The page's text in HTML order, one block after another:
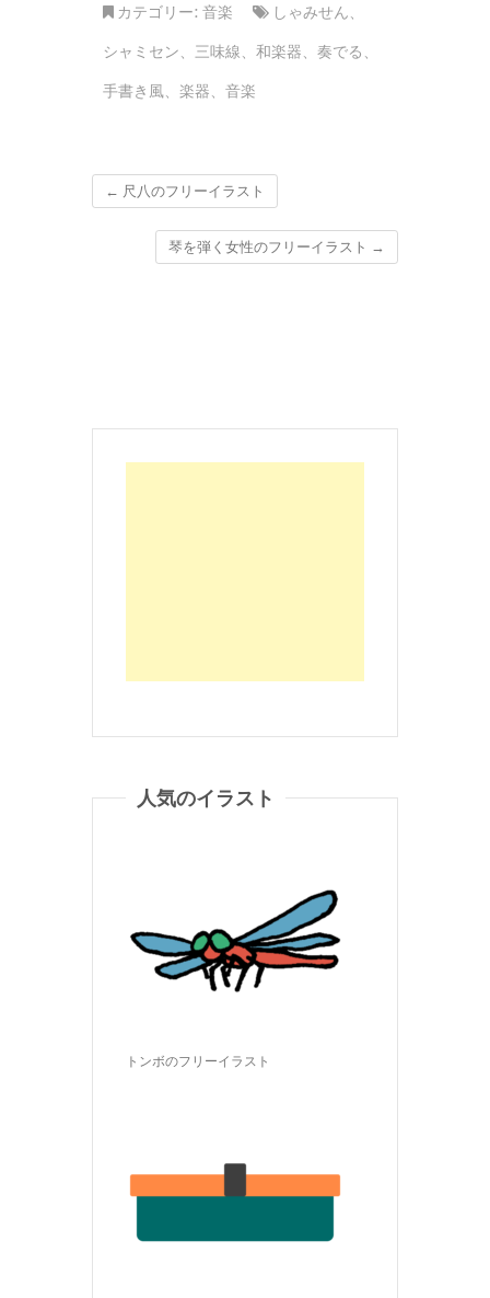
カテゴリー: 音楽 しゃみせん、
シャミセン、 三味線、 和楽器、 奏でる 、
手書き風、 楽器、 音楽
← 尺八のフリーイラスト
琴を弾く女性のフリーイラスト →
人気のイラスト
トンボのフリーイラスト